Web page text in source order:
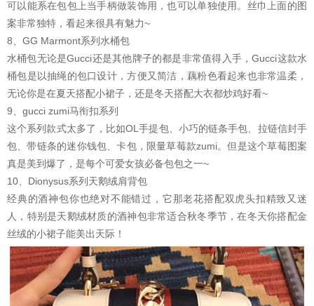
可以能系在包包上当手柄做装饰用，也可以单独使用。丝巾上面的图
案非常独特，看起来很具有魅力~
8、GG Marmont系列水桶包
水桶包无论是Gucci还是其他牌子的都是非常值得入手，Gucci这款水
桶包是以抽绳的包口设计，方便又简洁，藕粉色看起来也非常温柔，
无论你是在夏天搭配小裙子，还是冬天搭配大衣都炒鸡好看~
9、gucci zumi马衔扣系列
这个系列款式太多了，比如OL手提包、小巧的链条手包、拉链信封手
包、带链条的迷你钱包、卡包，限量草莓款zumi。但是这个草莓图案
真是美到爆了，是每个可爱女孩必备包包之一~
10、Dionysus系列天鹅绒肩背包
经典的酒神包你也绝对不能错过，它那老花搭配双虎头扣精致又迷
人，特别是天鹅绒材质的酒神包非常适合秋冬季节，在冬天你搭配金
丝绒的小裙子能美出天际！